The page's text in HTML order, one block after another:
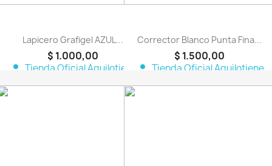
Lapicero Grafigel AZUL...
$ 1.000,00
person Tienda Oficial Aquilotiene
Corrector Blanco Punta Fina...
$ 1.500,00
person Tienda Oficial Aquilotiene